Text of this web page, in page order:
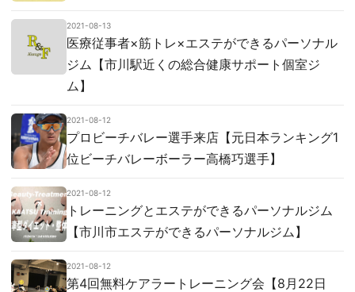
2021-08-13
医療従事者×筋トレ×エステができるパーソナル
ジム【市川駅近くの総合健康サポート個室ジ
ム】
2021-08-12
プロビーチバレー選手来店【元日本ランキング1
位ビーチバレーボーラー高橋巧選手】
2021-08-12
トレーニングとエステができるパーソナルジム
【市川市エステができるパーソナルジム】
2021-08-12
第4回無料ケアラートレーニング会【8月22日